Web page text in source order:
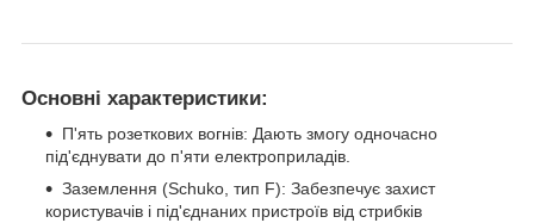
Основні характеристики:
П'ять розеткових вогнів: Дають змогу одночасно
під'єднувати до п'яти електроприладів.
Заземлення (Schuko, тип F): Забезпечує захист
користувачів і під'єднаних пристроїв від стрибків